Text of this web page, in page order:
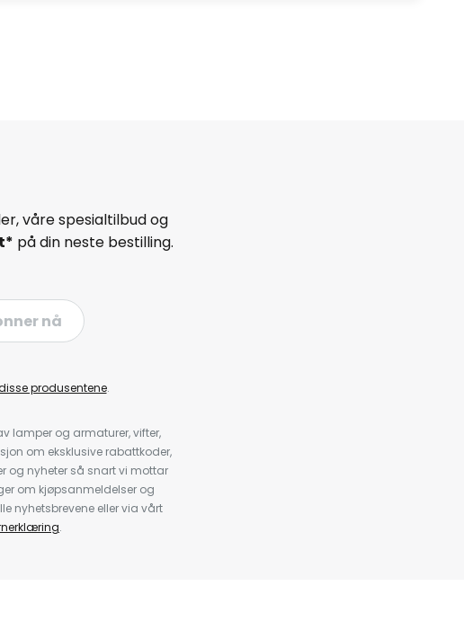
våre spesialtilbud og
på din neste bestilling.
nå
produsentene.
lamper og armaturer, vifter,
om eksklusive rabattkoder,
og nyheter så snart vi mottar
om kjøpsanmeldelser og
nyhetsbrevene eller via vårt
.